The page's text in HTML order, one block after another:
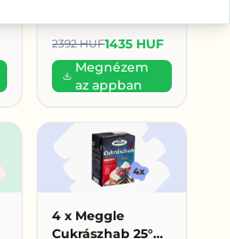
HUF/db)
2392 HUF1435 HUF
Megnézem
az appban
4 x Meggle
Cukrászhab 25°%